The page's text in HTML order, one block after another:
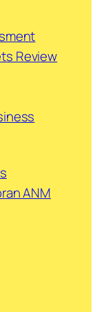
Review
ANM